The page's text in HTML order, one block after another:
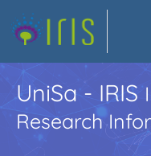
UniSa - IRIS
Research